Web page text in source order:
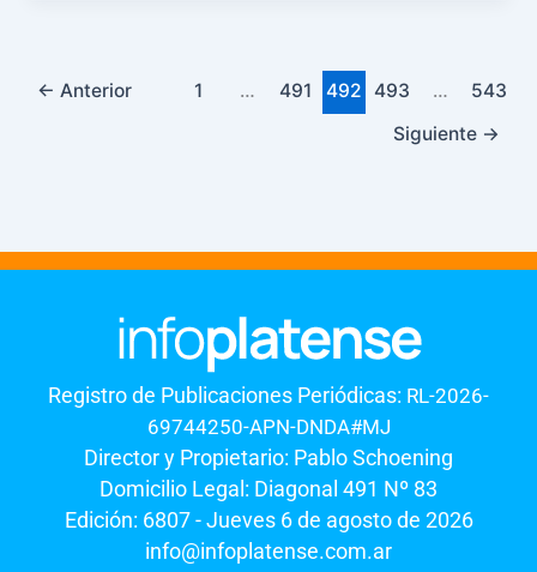
← Anterior 1 … 491 492 493 …
543
Siguiente →
Registro de Publicaciones Periódicas: RL-2026-
69744250-APN-DNDA#MJ
Director y Propietario: Pablo Schoening
Domicilio Legal: Diagonal 491 Nº 83
Edición: 6807 - Jueves 6 de agosto de 2026
info@infoplatense.com.ar